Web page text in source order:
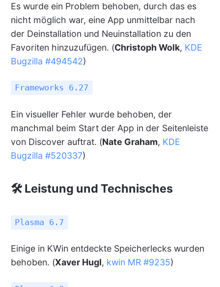
Es wurde ein Problem behoben, durch das es
nicht möglich war, eine App unmittelbar nach
der Deinstallation und Neuinstallation zu den
Favoriten hinzuzufügen. (Christoph Wolk, KDE
Bugzilla #494542)
Frameworks 6.27
Ein visueller Fehler wurde behoben, der
manchmal beim Start der App in der Seitenleiste
von Discover auftrat. (Nate Graham, KDE
Bugzilla #520337)
🛠 Leistung und Technisches
Plasma 6.7
Einige in KWin entdeckte Speicherlecks wurden
behoben. (Xaver Hugl, kwin MR #9235)